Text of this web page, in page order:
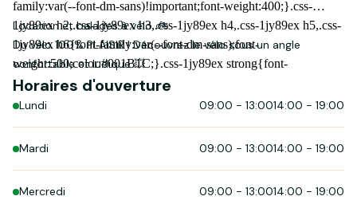
Location et balades à vélo 🚲
Du vélo 100% PLAISIR ! Découvrez le vélo sous un angle
confortable et ludique 💥
Horaires d'ouverture
Lundi 09:00 - 13:0014:00 - 19:00
Mardi 09:00 - 13:0014:00 - 19:00
Mercredi 09:00 - 13:0014:00 - 19:00